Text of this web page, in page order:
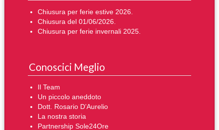
Chiusura per ferie estive 2026.
Chiusura del 01/06/2026.
Chiusura per ferie invernali 2025.
Conoscici Meglio
Il Team
Un piccolo aneddoto
Dott. Rosario D’Aurelio
La nostra storia
Partnership Sole24Ore